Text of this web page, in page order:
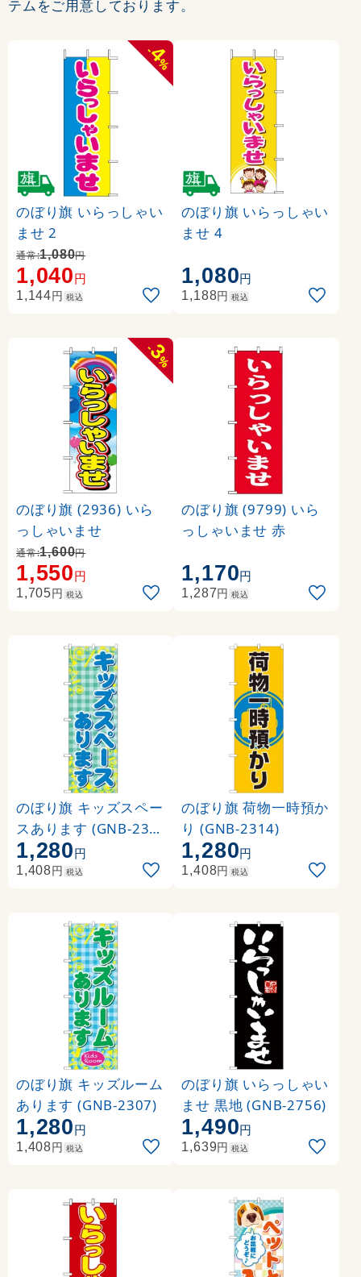
テムをご用意しております。
-
4
%
のぼり旗 いらっしゃい
ませ 2
通常:1,080円
1,040円
1,144円 税込
のぼり旗 いらっしゃい
ませ 4
1,080円
1,188円 税込
-
3
%
のぼり旗 (2936) いら
っしゃいませ
通常:1,600円
1,550円
1,705円 税込
のぼり旗 (9799) いら
っしゃいませ 赤
1,170円
1,287円 税込
のぼり旗 キッズスペー
スあります (GNB-230
8)
1,280円
1,408円 税込
のぼり旗 荷物一時預か
り (GNB-2314)
1,280円
1,408円 税込
のぼり旗 キッズルーム
あります (GNB-2307)
1,280円
1,408円 税込
のぼり旗 いらっしゃい
ませ 黒地 (GNB-2756)
1,490円
1,639円 税込